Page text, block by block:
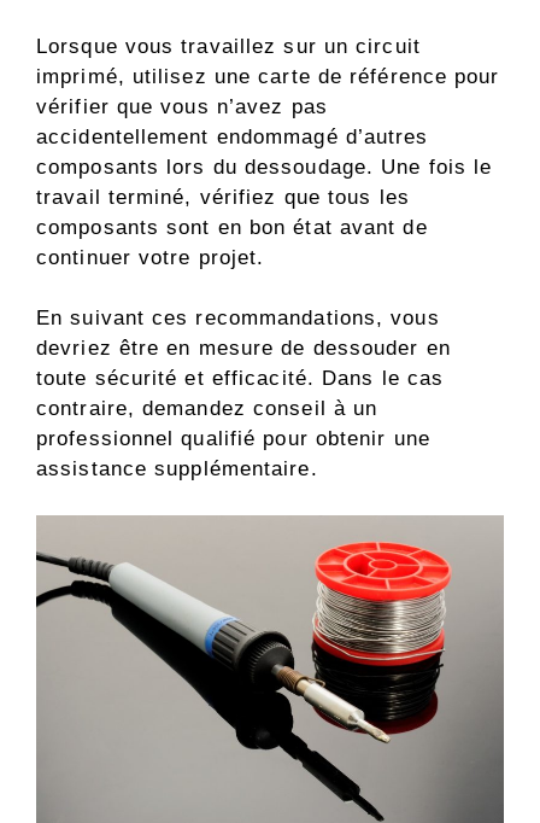
Lorsque vous travaillez sur un circuit
imprimé, utilisez une carte de référence pour
vérifier que vous n’avez pas
accidentellement endommagé d’autres
composants lors du dessoudage. Une fois le
travail terminé, vérifiez que tous les
composants sont en bon état avant de
continuer votre projet.
En suivant ces recommandations, vous
devriez être en mesure de dessouder en
toute sécurité et efficacité. Dans le cas
contraire, demandez conseil à un
professionnel qualifié pour obtenir une
assistance supplémentaire.